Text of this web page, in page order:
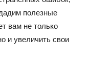
полезные
вам не только
и увеличить свои